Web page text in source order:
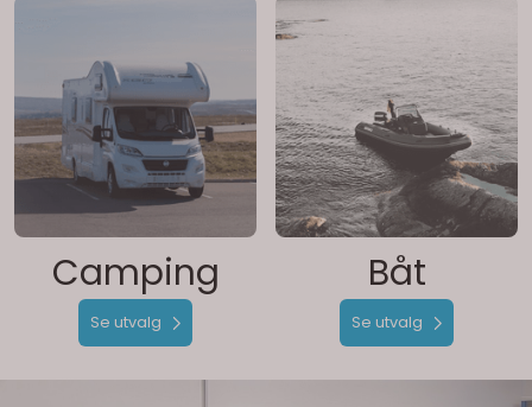
Camping
Se utvalg
Båt
Se utvalg